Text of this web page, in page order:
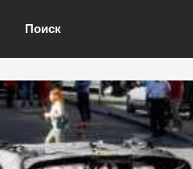
Поиск